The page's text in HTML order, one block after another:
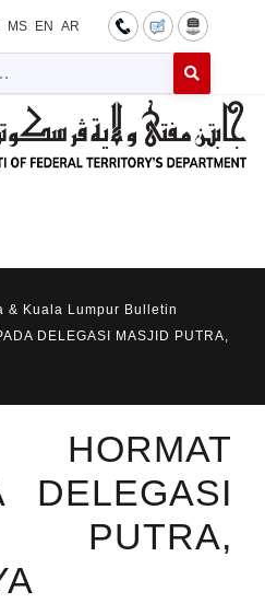
MS EN AR
Type 2 or
& Kuala Lumpur Bulletin
DELEGASI MASJID PUTRA,
HORMAT
DELEGASI
PUTRA,